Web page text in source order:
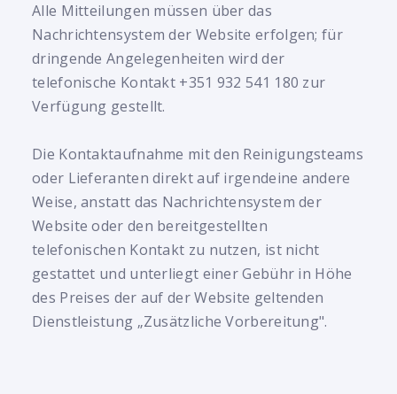
Alle Mitteilungen müssen über das
Nachrichtensystem der Website erfolgen; für
dringende Angelegenheiten wird der
telefonische Kontakt +351 932 541 180 zur
Verfügung gestellt.
Die Kontaktaufnahme mit den Reinigungsteams
oder Lieferanten direkt auf irgendeine andere
Weise, anstatt das Nachrichtensystem der
Website oder den bereitgestellten
telefonischen Kontakt zu nutzen, ist nicht
gestattet und unterliegt einer Gebühr in Höhe
des Preises der auf der Website geltenden
Dienstleistung „Zusätzliche Vorbereitung".